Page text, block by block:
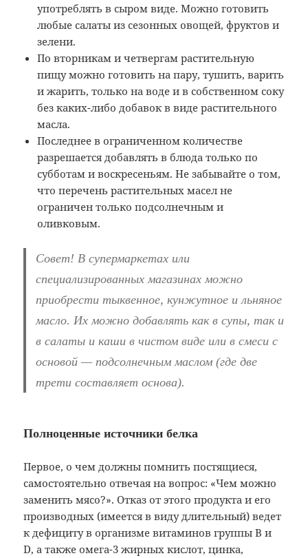
употреблять в сыром виде. Можно готовить
любые салаты из сезонных овощей, фруктов и
зелени.
По вторникам и четвергам растительную
пищу можно готовить на пару, тушить, варить
и жарить, только на воде и в собственном соку
без каких-либо добавок в виде растительного
масла.
Последнее в ограниченном количестве
разрешается добавлять в блюда только по
субботам и воскресеньям. Не забывайте о том,
что перечень растительных масел не
ограничен только подсолнечным и
оливковым.
Совет! В супермаркетах или
специализированных магазинах можно
приобрести тыквенное, кунжутное и льняное
масло. Их можно добавлять как в супы, так и
в салаты и каши в чистом виде или в смеси с
основой — подсолнечным маслом (где две
трети составляет основа).
Полноценные источники белка
Первое, о чем должны помнить постящиеся,
самостоятельно отвечая на вопрос: «Чем можно
заменить мясо?». Отказ от этого продукта и его
производных (имеется в виду длительный) ведет
к дефициту в организме витаминов группы В и
D, а также омега-3 жирных кислот, цинка,